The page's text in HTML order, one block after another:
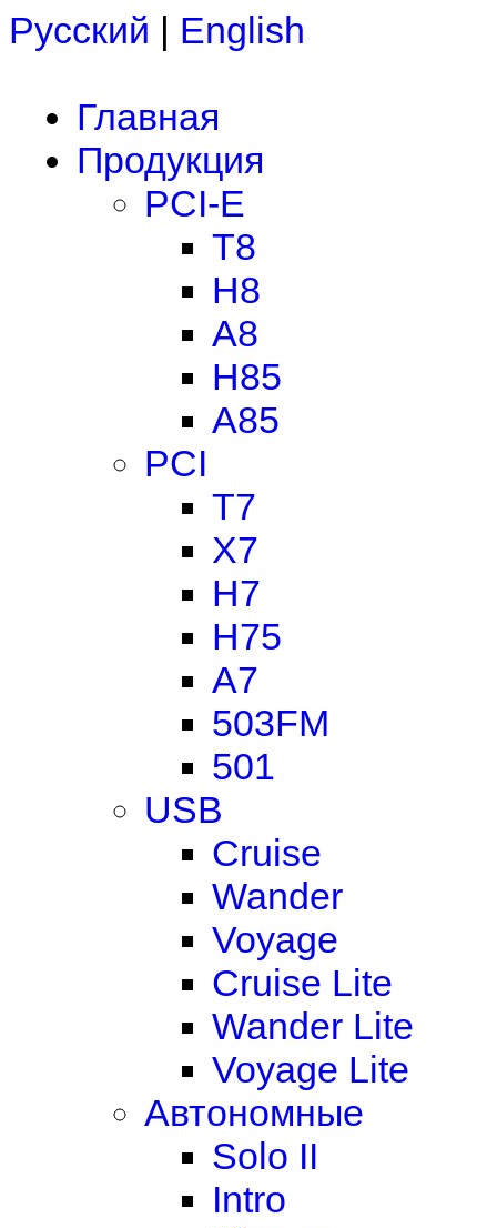
Русский | English
Главная
Продукция
PCI-E
T8
H8
A8
H85
A85
PCI
T7
X7
H7
H75
A7
503FM
501
USB
Cruise
Wander
Voyage
Cruise Lite
Wander Lite
Voyage Lite
Автономные
Solo II
Intro